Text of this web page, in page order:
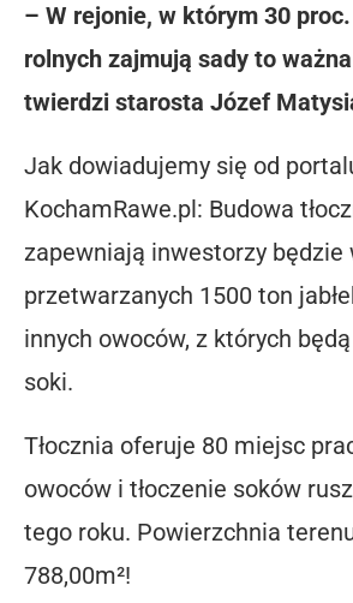
– W rejonie, w którym 30
rolnych zajmują sady to
twierdzi starosta Józef
Jak dowiadujemy się od
KochamRawe.pl: Budowa
zapewniają inwestorzy będzie
przetwarzanych 1500 ton
innych owoców, z których
soki.
Tłocznia oferuje 80 miejsc
owoców i tłoczenie soków
tego roku. Powierzchnia
788,00m²!